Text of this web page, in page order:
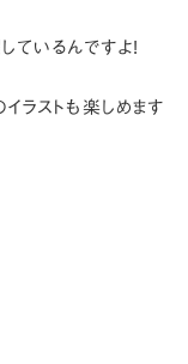
ているんですよ!
ラストも楽しめます